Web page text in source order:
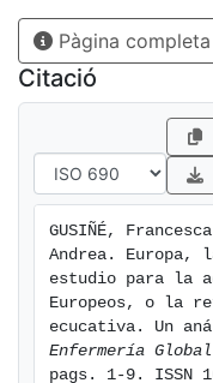
Pàgina
Citació
GUSIÑÉ, Francesca
Andrea. Europa,
estudio para la
Europeos, o la
Enfermería Global
pags. 1-9. ISSN